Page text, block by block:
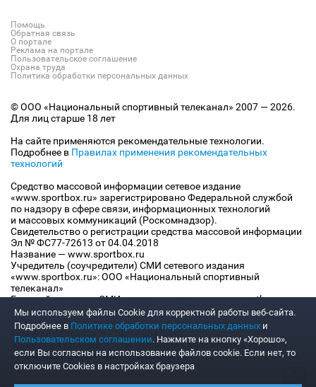
Помощь
Обратная связь
О портале
Реклама на портале
Пользовательское соглашение
Охрана труда
Политика обработки персональных данных
© ООО «Национальный спортивный телеканал» 2007 — 2026.
Для лиц старше 18 лет
На сайте применяются рекомендательные технологии.
Подробнее в Правилах применения рекомендательных
технологий
Средство массовой информации сетевое издание
«www.sportbox.ru» зарегистрировано Федеральной службой
по надзору в сфере связи, информационных технологий
и массовых коммуникаций (Роскомнадзор).
Свидетельство о регистрации средства массовой информации
Эл № ФС77-72613 от 04.04.2018
Название — www.sportbox.ru
Учредитель (соучредители) СМИ сетевого издания
«www.sportbox.ru»: ООО «Национальный спортивный
телеканал»
Главный редактор СМИ сетевого издания «www.sportbox.ru»:
Конов В.А.
Номер телефона редакции СМИ сетевого издания
«www.sportbox.ru»: +7 (495) 653 8419
Адрес электронной почты редакции СМИ сетевого издания
«www.sportbox.ru»: editor@sportbox.ru
Мы используем файлы Сookie для корректной работы веб-сайта.
Подробнее в Политике обработки персональных данных и
Пользовательском соглашении. Нажмите на кнопку «Хорошо»,
если Вы согласны на использование файлов cookie. Если нет, то
отключите Cookies в настройках браузера